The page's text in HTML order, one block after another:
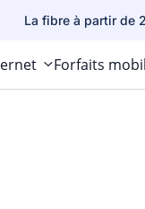
La fibre à partir de
Forfaits